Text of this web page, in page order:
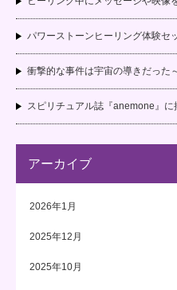
パワーストーンヒーリング体験セ
衝撃的な事件は宇宙の導きだっ
スピリチュアル誌『anemone』に
アーカイブ
2026年1月
2025年12月
2025年10月